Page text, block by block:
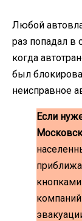
Любой
раз попадал в
когда
был
неисправное
Если